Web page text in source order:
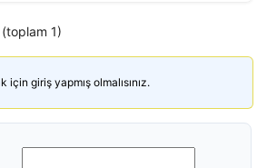
1)
için giriş yapmış olmalısınız.